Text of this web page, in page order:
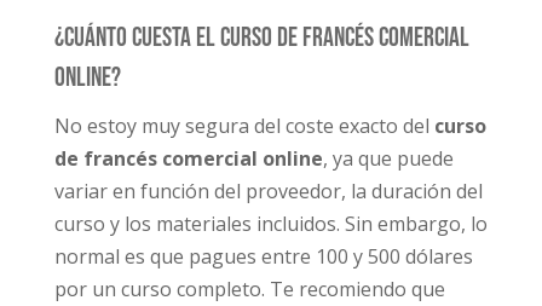
¿Cuánto cuesta el Curso de Francés Comercial
Online?
No estoy muy segura del coste exacto del curso
de francés comercial online, ya que puede
variar en función del proveedor, la duración del
curso y los materiales incluidos. Sin embargo, lo
normal es que pagues entre 100 y 500 dólares
por un curso completo. Te recomiendo que